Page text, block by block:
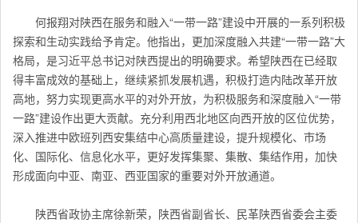
何报翔对陕西在服务和融入“一带一路”建设中开展的一系列积极
探索和生动实践给予肯定。他指出，更加深度融入共建“一带一路”大
格局，是习近平总书记对陕西提出的明确要求。希望陕西在已经取
得丰富成效的基础上，继续紧抓发展机遇，积极打造内陆改革开放
高地，努力实现更高水平的对外开放，为积极服务和深度融入“一带
一路”建设作出更大贡献。充分利用西北地区向西开放的区位优势，
深入推进中欧班列西安集结中心高质量建设，提升规模化、市场
化、国际化、信息化水平，更好发挥集聚、集散、集结作用，加快
形成面向中亚、南亚、西亚国家的重要对外开放通道。
陕西省政协主席徐新荣，陕西省副省长、民革陕西省委会主委